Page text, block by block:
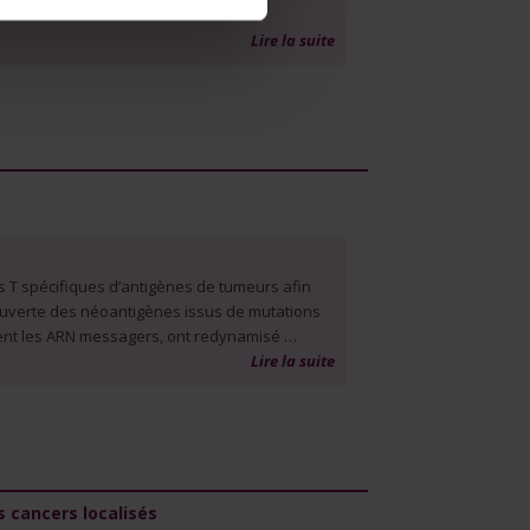
Lire la suite
spécifiques d’antigènes de tumeurs afin
des néoantigènes issus de mutations
les ARN messagers, ont redynamisé …
Lire la suite
cancers localisés